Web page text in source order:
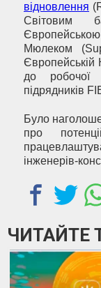
відновлення
Світовим
Європейською
Мюлеком
Європейській
до робочої
підрядників
Було
про
інженерів-
ЧИТАЙТЕ